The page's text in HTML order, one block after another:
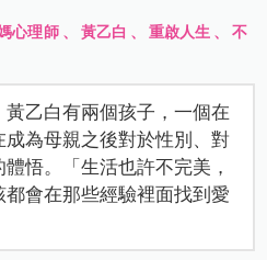
心理師、 黃乙白 、 重啟人生 、 不
乙白有兩個孩子，一個在
為母親之後對於性別、對
悟。「生活也許不完美，
會在那些經驗裡面找到愛